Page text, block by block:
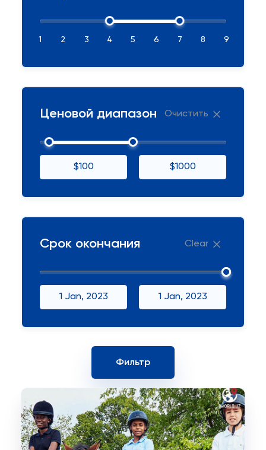
1 2 3 4 5 6 7 8 9
Ценовой диапазон Очистить
$100 $1000
Срок окончания Clear
1 Jan, 2023 1 Jan, 2023